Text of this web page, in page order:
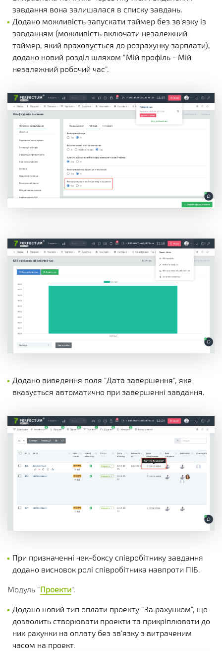
завдання вона залишалася в списку завдань.
Додано можливість запускати таймер без зв'язку із
завданням (можливість включати незалежний
таймер, який враховується до розрахунку зарплати),
додано новий розділ шляхом "Мій профіль - Мій
незалежний робочий час".
Додано виведення поля "Дата завершення", яке
вказується автоматично при завершенні завдання.
При призначенні чек-боксу співробітнику завдання
додано висновок ролі співробітника навпроти ПІБ.
Модуль "Проекти".
Додано новий тип оплати проекту "За рахунком", що
дозволить створювати проекти та прикріплювати до
них рахунки на оплату без зв'язку з витраченим
часом на проект.